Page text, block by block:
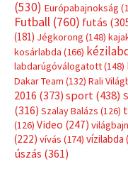
(530) Európabajnokság
Futball (760) futás
(181) Jégkorong (148)
kosárlabda (166)
labdarúgóválogatott(148)
Dakar Team (132) Rali
2016 (373) sport(438)
(316) Szalay Balázs (126)
(126) Video (247)
(222) vívás (174) vízilabda
úszás (361)